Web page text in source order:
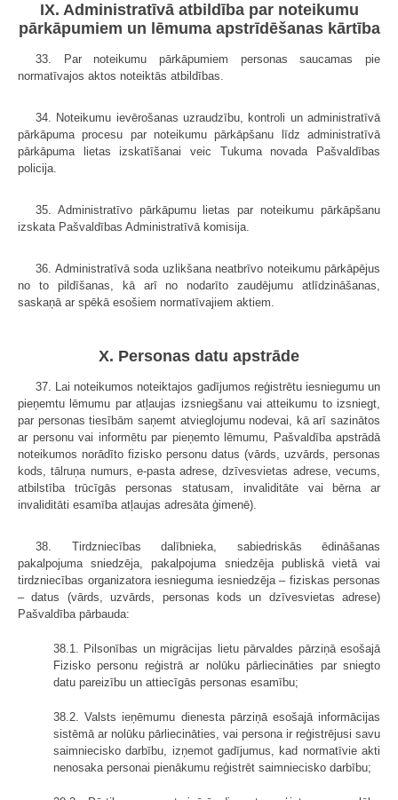
IX. Administratīvā atbildība par noteikumu
pārkāpumiem un lēmuma apstrīdēšanas kārtība
33. Par noteikumu pārkāpumiem personas saucamas pie
normatīvajos aktos noteiktās atbildības.
34. Noteikumu ievērošanas uzraudzību, kontroli un administratīvā
pārkāpuma procesu par noteikumu pārkāpšanu līdz administratīvā
pārkāpuma lietas izskatīšanai veic Tukuma novada Pašvaldības
policija.
35. Administratīvo pārkāpumu lietas par noteikumu pārkāpšanu
izskata Pašvaldības Administratīvā komisija.
36. Administratīvā soda uzlikšana neatbrīvo noteikumu pārkāpējus
no to pildīšanas, kā arī no nodarīto zaudējumu atlīdzināšanas,
saskaņā ar spēkā esošiem normatīvajiem aktiem.
X. Personas datu apstrāde
37. Lai noteikumos noteiktajos gadījumos reģistrētu iesniegumu un
pieņemtu lēmumu par atļaujas izsniegšanu vai atteikumu to izsniegt,
par personas tiesībām saņemt atvieglojumu nodevai, kā arī sazinātos
ar personu vai informētu par pieņemto lēmumu, Pašvaldība apstrādā
noteikumos norādīto fizisko personu datus (vārds, uzvārds, personas
kods, tālruņa numurs, e-pasta adrese, dzīvesvietas adrese, vecums,
atbilstība trūcīgās personas statusam, invaliditāte vai bērna ar
invaliditāti esamība atļaujas adresāta ģimenē).
38. Tirdzniecības dalībnieka, sabiedriskās ēdināšanas
pakalpojuma sniedzēja, pakalpojuma sniedzēja publiskā vietā vai
tirdzniecības organizatora iesnieguma iesniedzēja – fiziskas personas
– datus (vārds, uzvārds, personas kods un dzīvesvietas adrese)
Pašvaldība pārbauda:
38.1. Pilsonības un migrācijas lietu pārvaldes pārziņā esošajā
Fizisko personu reģistrā ar nolūku pārliecināties par sniegto
datu pareizību un attiecīgās personas esamību;
38.2. Valsts ieņēmumu dienesta pārziņā esošajā informācijas
sistēmā ar nolūku pārliecināties, vai persona ir reģistrējusi savu
saimniecisko darbību, izņemot gadījumus, kad normatīvie akti
nenosaka personai pienākumu reģistrēt saimniecisko darbību;